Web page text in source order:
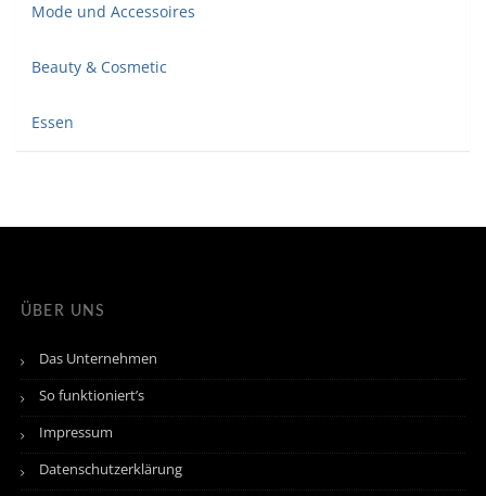
Mode und Accessoires
Beauty & Cosmetic
Essen
ÜBER UNS
Das Unternehmen
So funktioniert’s
Impressum
Datenschutzerklärung